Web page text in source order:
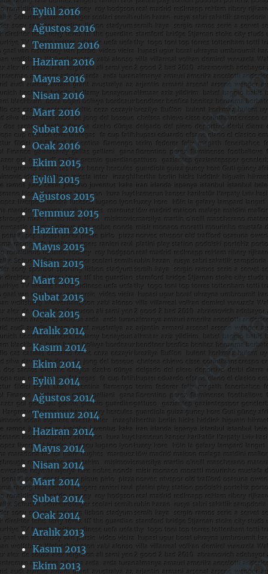
Eylül 2016
Ağustos 2016
Temmuz 2016
Haziran 2016
Mayıs 2016
Nisan 2016
Mart 2016
Şubat 2016
Ocak 2016
Ekim 2015
Eylül 2015
Ağustos 2015
Temmuz 2015
Haziran 2015
Mayıs 2015
Nisan 2015
Mart 2015
Şubat 2015
Ocak 2015
Aralık 2014
Kasım 2014
Ekim 2014
Eylül 2014
Ağustos 2014
Temmuz 2014
Haziran 2014
Mayıs 2014
Nisan 2014
Mart 2014
Şubat 2014
Ocak 2014
Aralık 2013
Kasım 2013
Ekim 2013